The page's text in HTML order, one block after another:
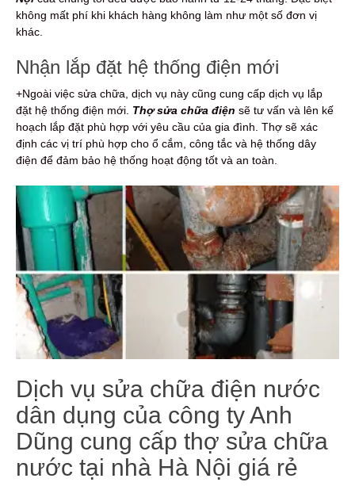
không mất phí khi khách hàng không làm như một số đơn vị
khác.
Nhận lắp đặt hệ thống điện mới
+Ngoài việc sửa chữa, dịch vụ này cũng cung cấp dịch vụ lắp
đặt hệ thống điện mới. Thợ sửa chữa điện sẽ tư vấn và lên kế
hoạch lắp đặt phù hợp với yêu cầu của gia đình. Thợ sẽ xác
định các vị trí phù hợp cho ổ cắm, công tắc và hệ thống dây
điện để đảm bảo hệ thống hoạt động tốt và an toàn.
Dịch vụ sửa chữa điện nước
dân dụng của công ty Anh
Dũng cung cấp thợ sửa chữa
nước tại nhà Hà Nội giá rẻ